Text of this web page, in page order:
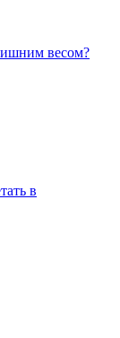
весом?
в